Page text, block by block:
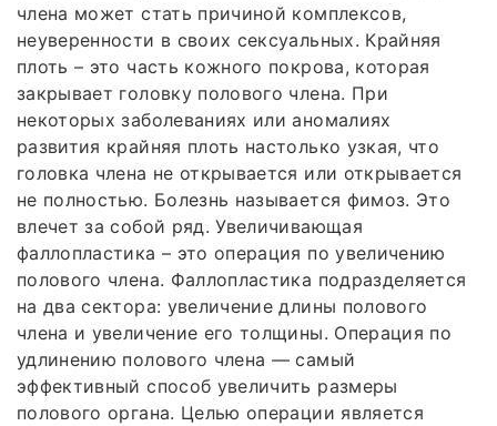
члена может стать причиной комплексов,
неуверенности в своих сексуальных. Крайняя
плоть – это часть кожного покрова, которая
закрывает головку полового члена. При
некоторых заболеваниях или аномалиях
развития крайняя плоть настолько узкая, что
головка члена не открывается или открывается
не полностью. Болезнь называется фимоз. Это
влечет за собой ряд. Увеличивающая
фаллопластика – это операция по увеличению
полового члена. Фаллопластика подразделяется
на два сектора: увеличение длины полового
члена и увеличение его толщины. Операция по
удлинению полового члена — самый
эффективный способ увеличить размеры
полового органа. Целью операции является